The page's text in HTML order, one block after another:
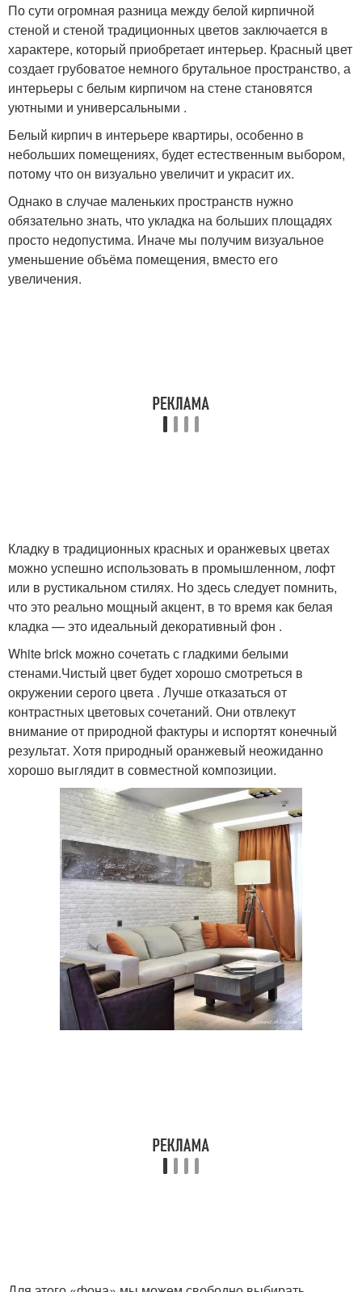
По сути огромная разница между белой кирпичной
стеной и стеной традиционных цветов заключается в
характере, который приобретает интерьер. Красный цвет
создает грубоватое немного брутальное пространство, а
интерьеры с белым кирпичом на стене становятся
уютными и универсальными .
Белый кирпич в интерьере квартиры, особенно в
небольших помещениях, будет естественным выбором,
потому что он визуально увеличит и украсит их.
Однако в случае маленьких пространств нужно
обязательно знать, что укладка на больших площадях
просто недопустима. Иначе мы получим визуальное
уменьшение объёма помещения, вместо его
увеличения.
Кладку в традиционных красных и оранжевых цветах
можно успешно использовать в промышленном, лофт
или в рустикальном стилях. Но здесь следует помнить,
что это реально мощный акцент, в то время как белая
кладка — это идеальный декоративный фон .
White brick можно сочетать с гладкими белыми
стенами.Чистый цвет будет хорошо смотреться в
окружении серого цвета . Лучше отказаться от
контрастных цветовых сочетаний. Они отвлекут
внимание от природной фактуры и испортят конечный
результат. Хотя природный оранжевый неожиданно
хорошо выглядит в совместной композиции.